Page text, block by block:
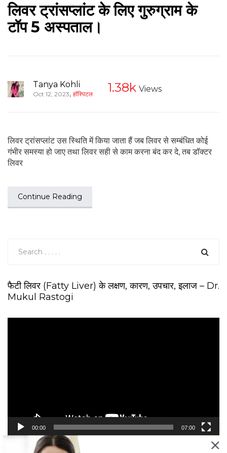
लिवर ट्रांसप्लांट के लिए गुरुग्राम के
टॉप 5 अस्पताल।
Tanya Kohli
Oct 12, 2023, हॉस्पिटल 1.38k Views
लिवर ट्रांसप्लांट उस स्थिति में किया जाता हैं जब लिवर से सम्बंधित कोई
गंभीर समस्या हो जाए तथा लिवर सही से काम करना बंद कर दे, तब डॉक्टर
लिवर
Continue Reading
फैटी लिवर (Fatty Liver) के लक्षण, कारण, उपचार, इलाज – Dr.
Mukul Rastogi
r
00:00 07:00